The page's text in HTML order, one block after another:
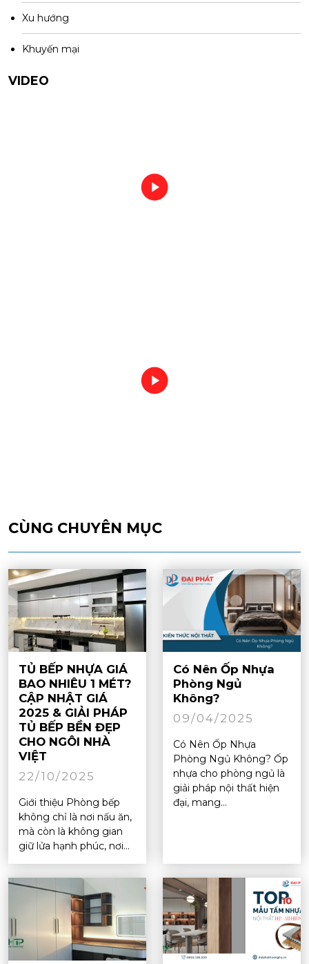
Xu hướng
Khuyến mại
VIDEO
CÙNG CHUYÊN MỤC
TỦ BẾP NHỰA GIÁ
BAO NHIÊU 1 MÉT?
CẬP NHẬT GIÁ
2025 & GIẢI PHÁP
TỦ BẾP BỀN ĐẸP
CHO NGÔI NHÀ
VIỆT
22/10/2025
Giới thiệu Phòng bếp
không chỉ là nơi nấu ăn,
mà còn là không gian
giữ lửa hạnh phúc, nơi...
Có Nên Ốp Nhựa
Phòng Ngủ
Không?
09/04/2025
Có Nên Ốp Nhựa
Phòng Ngủ Không? Ốp
nhựa cho phòng ngủ là
giải pháp nội thất hiện
đại, mang...